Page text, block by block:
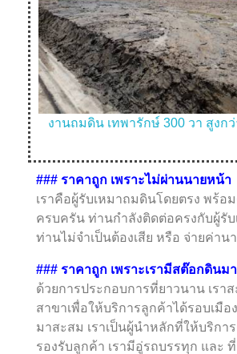
งานถมดิน ดินลูกรัง พุทธ
### ราคาถูก เพราะไม่ผ่านนายหน้า
เราคือผู้รับเหมาถมดินโดยตรง พร้อ
ครบครัน ท่านกำลังติดต่อครงกับผู้รับ
ท่านไม่จำเป็นต้องเสีย หรือ จ่ายค่าน
### ราคาถูก เพราะเรามีสต๊อกดินม
ด้วยการประกอบการที่ยาวนาน เรา
สาขาเพื่อให้บริการลูกค้าได้รอบเมือ
มาสะสม เราเป็นผู้นำหลักที่ให้บริการ
รองรับลูกค้า เรามีอู่รถบรรทุก และ